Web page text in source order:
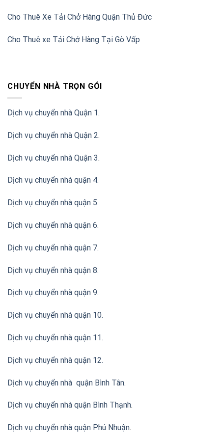
Cho Thuê Xe Tải Chở Hàng Quận Thủ Đức
Cho Thuê xe Tải Chở Hàng Tại Gò Vấp
CHUYỂN NHÀ TRỌN GÓI
Dịch vụ chuyển nhà Quận 1.
Dịch vụ chuyển nhà Quận 2.
Dịch vụ chuyển nhà Quận 3.
Dịch vụ chuyển nhà quận 4.
Dịch vụ chuyển nhà quận 5.
Dịch vụ chuyển nhà quận 6.
Dịch vụ chuyển nhà quận 7.
Dịch vụ chuyển nhà quận 8.
Dịch vụ chuyển nhà quận 9.
Dịch vụ chuyển nhà quận 10.
Dịch vụ chuyển nhà quận 11.
Dịch vụ chuyển nhà quận 12.
Dịch vụ chuyển nhà quận Bình Tân.
Dịch vụ chuyển nhà quận Bình Thạnh.
Dịch vụ chuyển nhà quận Phú Nhuận.